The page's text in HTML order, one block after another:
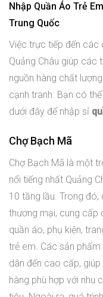
Nhập Quần Áo Trẻ
Trung Quốc
Việc trực tiếp đến các
Quảng Châu giúp các
nguồn hàng chất
cạnh tranh. Bạn có
dưới đây để nhập sỉ
Chợ Bạch Mã
Chợ Bạch Mã là một
nổi tiếng nhất Quảng
10 tầng lầu. Trong
thương mại, cung cấp
quần áo, phụ kiện,
trẻ em. Các sản
dân đến cao cấp,
hàng phù hợp với nhu